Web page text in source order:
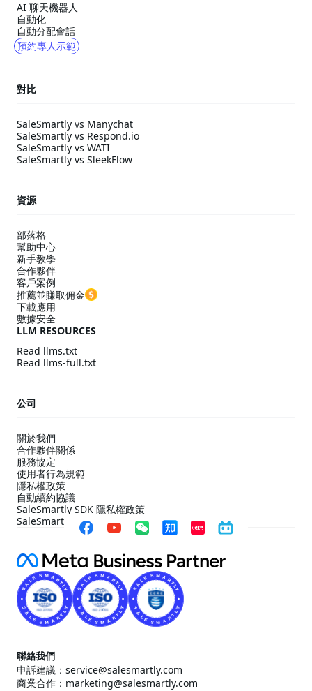
AI 聊天機器人
自動化
自動分配會話
預約專人示範
對比
SaleSmartly vs Manychat
SaleSmartly vs Respond.io
SaleSmartly vs WATI
SaleSmartly vs SleekFlow
資源
部落格
幫助中心
新手教學
合作夥伴
客戶案例
推薦並賺取佣金
下載應用
數據安全
LLM RESOURCES
Read llms.txt
Read llms-full.txt
公司
關於我們
合作夥伴關係
服務協定
使用者行為規範
隱私權政策
自動續約協議
SaleSmartly SDK 隱私權政策
SaleSmartly SDK 合規配置指引
聯絡我們
申訴建議：service@salesmartly.com
商業合作：marketing@salesmartly.com